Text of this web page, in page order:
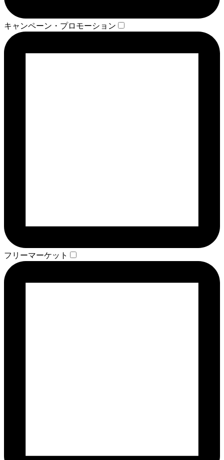
キャンペーン・プロモーション
フリーマーケット